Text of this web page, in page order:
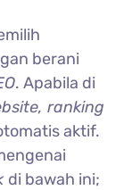
berani
. Apabila di
ranking
aktif.
di bawah ini;